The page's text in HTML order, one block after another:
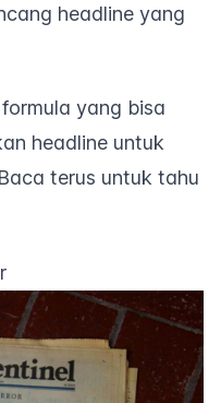
headline yang
yang bisa
headline untuk
terus untuk tahu